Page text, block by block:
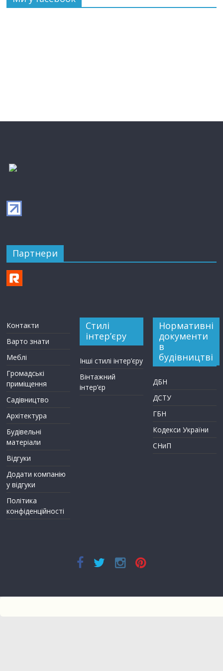
Партнери
Контакти
Варто знати
Меблі
Громадські
приміщення
Садівництво
Архітектура
Будівельні
матеріали
Відгуки
Додати компанію
у відгуки
Політика
конфіденційності
Стилі
інтер’єру
Інші стилі інтер’єру
Вінтажний
інтер’єр
Нормативні
документи
в
будівництві
ДБН
ДСТУ
ГБН
Кодекси України
СНиП